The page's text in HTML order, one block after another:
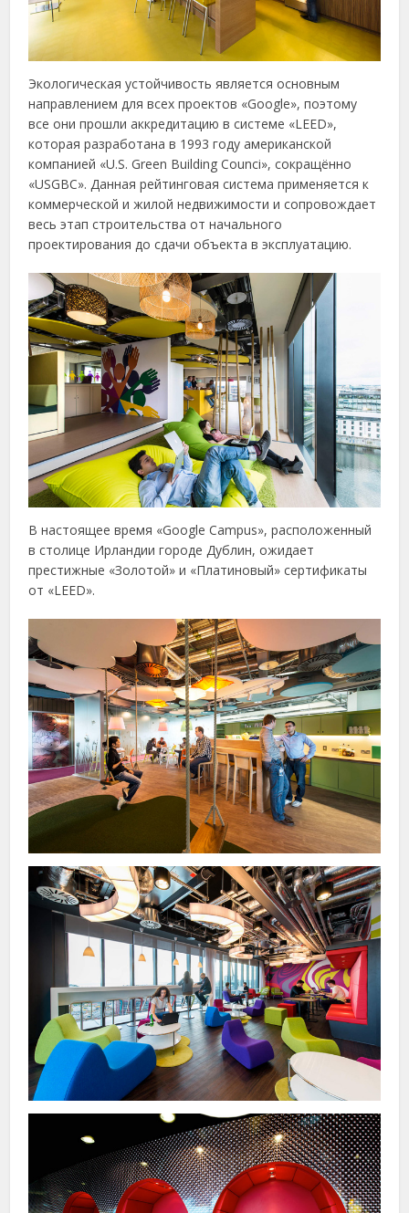
Экологическая устойчивость является основным
направлением для всех проектов «Google», поэтому
все они прошли аккредитацию в системе «LEED»,
которая разработана в 1993 году американской
компанией «U.S. Green Building Counci», сокращённо
«USGBC». Данная рейтинговая система применяется к
коммерческой и жилой недвижимости и сопровождает
весь этап строительства от начального
проектирования до сдачи объекта в эксплуатацию.
В настоящее время «Google Campus», расположенный
в столице Ирландии городе Дублин, ожидает
престижные «Золотой» и «Платиновый» сертификаты
от «LEED».